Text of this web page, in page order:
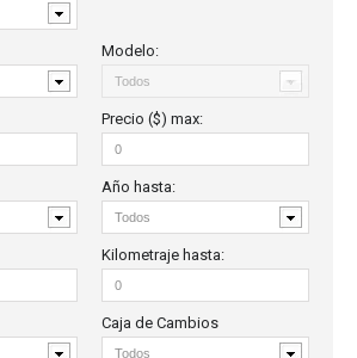
Modelo:
Precio ($) max:
Año hasta:
Kilometraje hasta:
Caja de Cambios